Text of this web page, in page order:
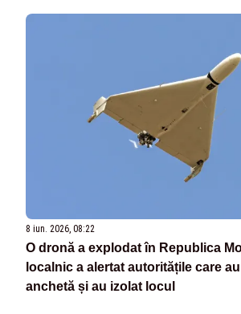
8 iun. 2026, 08:22
O dronă a explodat în Republica
localnic a alertat autoritățile care
anchetă și au izolat locul